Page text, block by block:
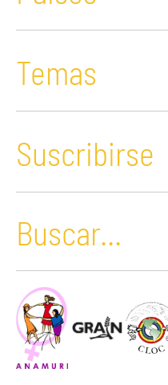
Temas
Suscribirse